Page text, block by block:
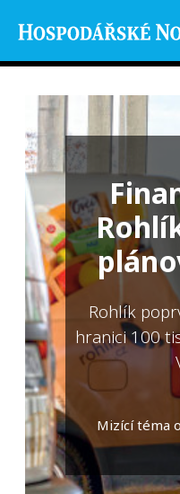
Rohlík
hranici 100
Mizící téma